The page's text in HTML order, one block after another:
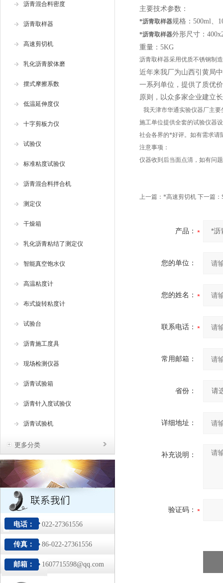
沥青混合料密度
沥青取样器
高速剪切机
乳化沥青胶体磨
摆式摩擦系数
低温延伸度仪
十字剪板力仪
试验仪
标准粘度试验仪
沥青混合料拌合机
测定仪
干燥箱
乳化沥青粘结了测定仪
智能真空饱水仪
高温粘度计
布式旋转粘度计
试验台
沥青施工度具
现场检测仪器
沥青试验箱
沥青针入度试验仪
沥青试验机
更多分类
电话： 022-27361556
传真： 86-022-27361556
邮箱： 1607715598@qq.com
主要技术参数：
*沥青取样器规格：500ml、
*沥青取样器外形尺寸：
重量：5KG
沥青取样器采用优质不锈钢制
近年来我厂为山西引黄局
一系列单位，提供了质优
原则，以众多家企业建立
我天津市华通实验仪器厂主
施工单位提供全套的试验仪器
社会各界的*好评。如有需求请
注意事项：
仪器收到后当面点清，如有问
上一篇： *高速剪切机 下一篇：
产品：
您的单位：
您的姓名：
联系电话：
常用邮箱：
省份：
详细地址：
补充说明：
验证码：